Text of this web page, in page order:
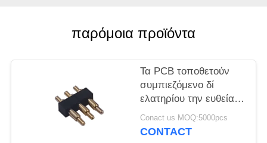
PRIVACY
POLICY
παρόμοια προϊόντα
Τα PCB τοποθετούν
συμπιεζόμενο δί
ελατηρίου την ευθεία
ΕΜΒΎΘΙΣΗ
συνδετήρων
Conact us MOQ:5000pcs
CONTACT